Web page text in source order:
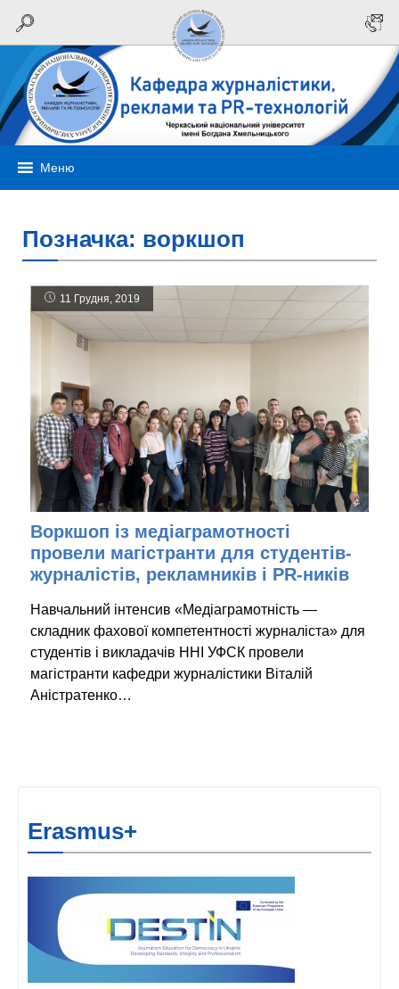
Меню
Позначка: воркшоп
11 Грудня, 2019
Воркшоп із медіаграмотності
провели магістранти для студентів-
журналістів, рекламників і PR-ників
Навчальний інтенсив «Медіаграмотність —
складник фахової компетентності журналіста» для
студентів і викладачів ННІ УФСК провели
магістранти кафедри журналістики Віталій
Аністратенко…
Erasmus+